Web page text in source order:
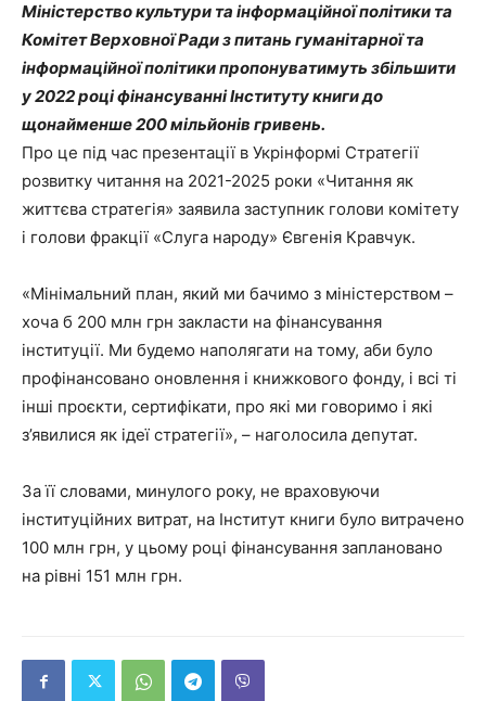
Міністерство культури та інформаційної політики та
Комітет Верховної Ради з питань гуманітарної та
інформаційної політики пропонуватимуть збільшити
у 2022 році фінансуванні Інституту книги до
щонайменше 200 мільйонів гривень.
Про це під час презентації в Укрінформі Стратегії
розвитку читання на 2021-2025 роки «Читання як
життєва стратегія» заявила заступник голови комітету
і голови фракції «Слуга народу» Євгенія Кравчук.
«Мінімальний план, який ми бачимо з міністерством –
хоча б 200 млн грн закласти на фінансування
інституції. Ми будемо наполягати на тому, аби було
профінансовано оновлення і книжкового фонду, і всі ті
інші проєкти, сертифікати, про які ми говоримо і які
з’явилися як ідеї стратегії», – наголосила депутат.
За її словами, минулого року, не враховуючи
інституційних витрат, на Інститут книги було витрачено
100 млн грн, у цьому році фінансування заплановано
на рівні 151 млн грн.